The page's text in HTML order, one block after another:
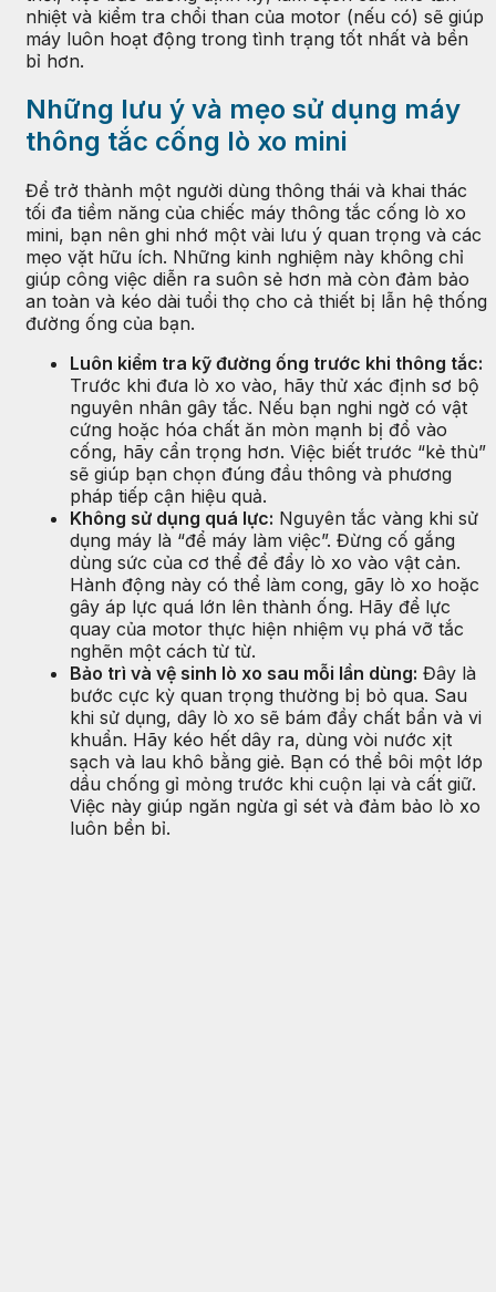
nhiệt và kiểm tra chổi than của motor (nếu có) sẽ giúp
máy luôn hoạt động trong tình trạng tốt nhất và bền
bỉ hơn.
Những lưu ý và mẹo sử dụng máy
thông tắc cống lò xo mini
Để trở thành một người dùng thông thái và khai thác
tối đa tiềm năng của chiếc máy thông tắc cống lò xo
mini, bạn nên ghi nhớ một vài lưu ý quan trọng và các
mẹo vặt hữu ích. Những kinh nghiệm này không chỉ
giúp công việc diễn ra suôn sẻ hơn mà còn đảm bảo
an toàn và kéo dài tuổi thọ cho cả thiết bị lẫn hệ thống
đường ống của bạn.
Luôn kiểm tra kỹ đường ống trước khi thông tắc:
Trước khi đưa lò xo vào, hãy thử xác định sơ bộ
nguyên nhân gây tắc. Nếu bạn nghi ngờ có vật
cứng hoặc hóa chất ăn mòn mạnh bị đổ vào
cống, hãy cẩn trọng hơn. Việc biết trước “kẻ thù”
sẽ giúp bạn chọn đúng đầu thông và phương
pháp tiếp cận hiệu quả.
Không sử dụng quá lực: Nguyên tắc vàng khi sử
dụng máy là “để máy làm việc”. Đừng cố gắng
dùng sức của cơ thể để đẩy lò xo vào vật cản.
Hành động này có thể làm cong, gãy lò xo hoặc
gây áp lực quá lớn lên thành ống. Hãy để lực
quay của motor thực hiện nhiệm vụ phá vỡ tắc
nghẽn một cách từ từ.
Bảo trì và vệ sinh lò xo sau mỗi lần dùng: Đây là
bước cực kỳ quan trọng thường bị bỏ qua. Sau
khi sử dụng, dây lò xo sẽ bám đầy chất bẩn và vi
khuẩn. Hãy kéo hết dây ra, dùng vòi nước xịt
sạch và lau khô bằng giẻ. Bạn có thể bôi một lớp
dầu chống gỉ mỏng trước khi cuộn lại và cất giữ.
Việc này giúp ngăn ngừa gỉ sét và đảm bảo lò xo
luôn bền bỉ.